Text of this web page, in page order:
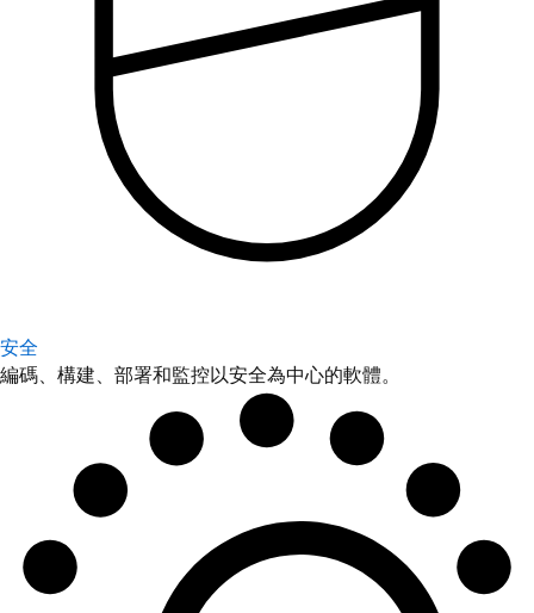
安全
編碼、構建、部署和監控以安全為中心的軟體。